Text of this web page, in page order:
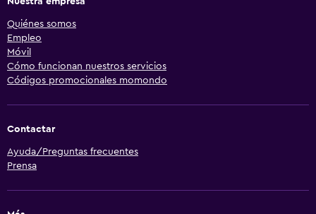
Quiénes somos
Empleo
Móvil
Cómo funcionan nuestros servicios
Códigos promocionales momondo
Contactar
Ayuda/Preguntas frecuentes
Prensa